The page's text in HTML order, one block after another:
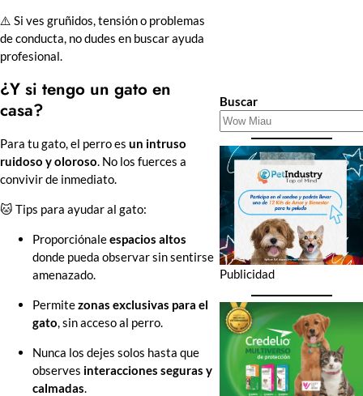
⚠️ Si ves gruñidos, tensión o problemas
de conducta, no dudes en buscar ayuda
profesional.
¿Y si tengo un gato en
casa?
Para tu gato, el perro es un intruso
ruidoso y oloroso. No los fuerces a
convivir de inmediato.
🐱 Tips para ayudar al gato:
Proporciónaleespacios altos
donde pueda observar sin sentirse
amenazado.
Permitezonas exclusivas para el
gato, sin acceso al perro.
Nunca los dejes solos hasta que
observes interacciones seguras y
calmadas.
Buscar
Publicidad